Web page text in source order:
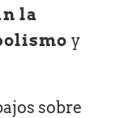
la
y
sobre